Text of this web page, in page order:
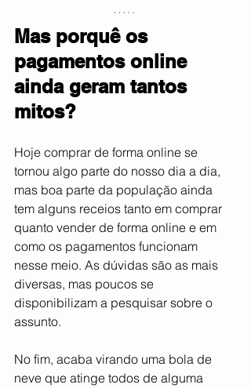
Mas porquê os
pagamentos online
ainda geram tantos
mitos?
Hoje comprar de forma online se
tornou algo parte do nosso dia a dia,
mas boa parte da população ainda
tem alguns receios tanto em comprar
quanto vender de forma online e em
como os pagamentos funcionam
nesse meio. As dúvidas são as mais
diversas, mas poucos se
disponibilizam a pesquisar sobre o
assunto.
No fim, acaba virando uma bola de
neve que atinge todos de alguma